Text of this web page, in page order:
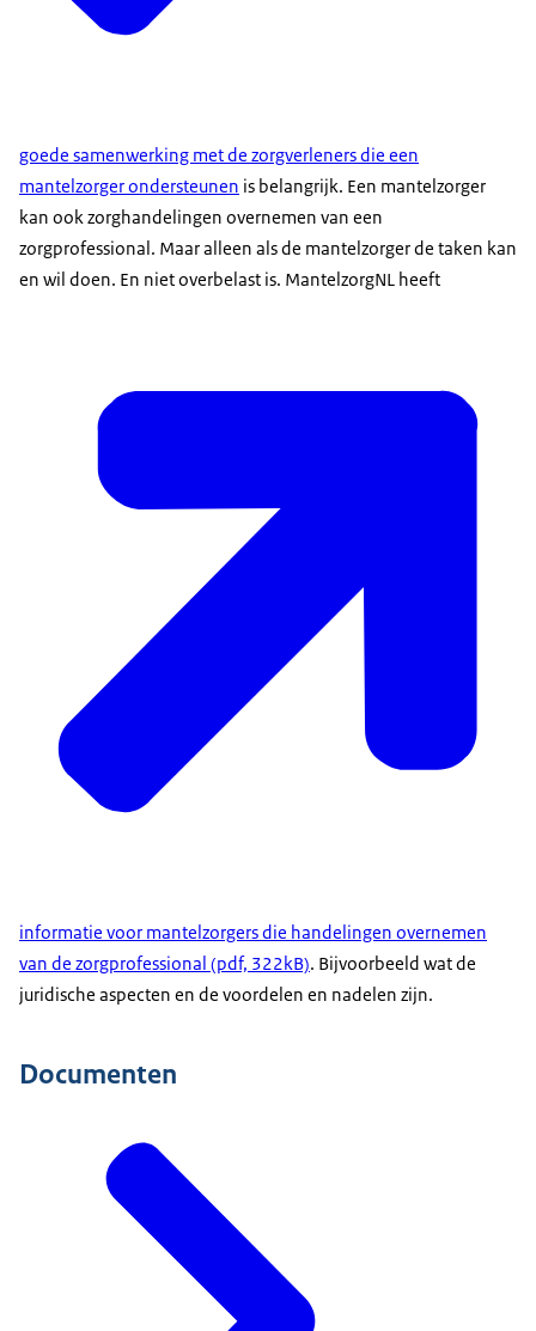
goede samenwerking met de zorgverleners die een
mantelzorger ondersteunen is belangrijk. Een mantelzorger
kan ook zorghandelingen overnemen van een
zorgprofessional. Maar alleen als de mantelzorger de taken kan
en wil doen. En niet overbelast is. MantelzorgNL heeft
informatie voor mantelzorgers die handelingen overnemen
van de zorgprofessional (pdf, 322kB). Bijvoorbeeld wat de
juridische aspecten en de voordelen en nadelen zijn.
Documenten